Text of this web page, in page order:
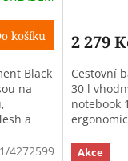
košíku
Black
na
a
Ideální
2 279
Cestovní
30 l
notebook
možností
do...
4272599 Akce